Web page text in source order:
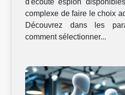
d'écoute espion
complexe de faire le choix
Découvrez dans les
comment sélectionner...